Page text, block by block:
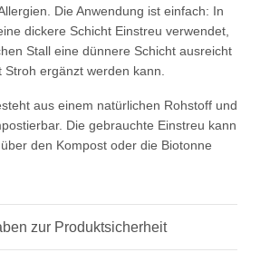
Die Anwendung ist einfach: In
dickere Schicht Einstreu verwendet,
Stall eine dünnere Schicht ausreicht
Stroh ergänzt werden kann.
aus einem natürlichen Rohstoff und
Die gebrauchte Einstreu kann
den Kompost oder die Biotonne
zur Produktsicherheit